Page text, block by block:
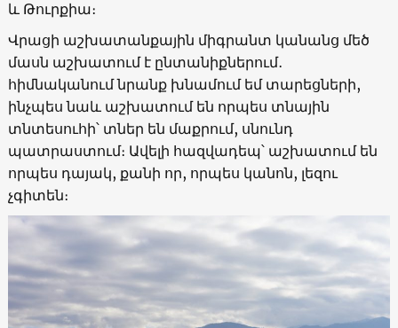
և Թուրքիա։
Վրացի աշխատանքային միգրանտ կանանց մեծ
մասն աշխատում է ընտանիքներում․
հիմնականում նրանք խնամում եմ տարեցների,
ինչպես նաև աշխատում են որպես տնային
տնտեսուհի՝ տներ են մաքրում, սնունդ
պատրաստում։ Ավելի հազվադեպ՝ աշխատում են
որպես դայակ, քանի որ, որպես կանոն, լեզու
չգիտեն։